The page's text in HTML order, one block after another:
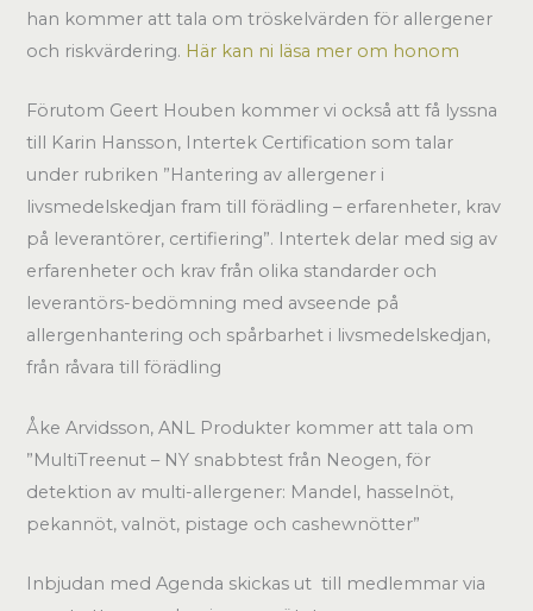
han kommer att tala om tröskelvärden för allergener
och riskvärdering. Här kan ni läsa mer om honom
Förutom Geert Houben kommer vi också att få lyssna
till Karin Hansson, Intertek Certification som talar
under rubriken ”Hantering av allergener i
livsmedelskedjan fram till förädling – erfarenheter, krav
på leverantörer, certifiering”. Intertek delar med sig av
erfarenheter och krav från olika standarder och
leverantörs-bedömning med avseende på
allergenhantering och spårbarhet i livsmedelskedjan,
från råvara till förädling
Åke Arvidsson, ANL Produkter kommer att tala om
”MultiTreenut – NY snabbtest från Neogen, för
detektion av multi-allergener: Mandel, hasselnöt,
pekannöt, valnöt, pistage och cashewnötter”
Inbjudan med Agenda skickas ut till medlemmar via